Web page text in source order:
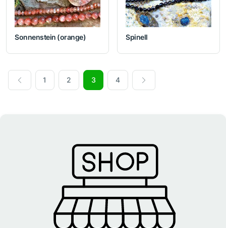
Sonnenstein (orange) Spinell
1 2 3 4